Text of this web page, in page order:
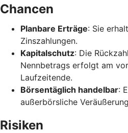
Chancen
Planbare Erträge: Sie
Zinszahlungen.
Kapitalschutz: Die
Nennbetrags erfolgt am
Laufzeitende.
Börsentäglich handelbar:
außerbörsliche
Risiken